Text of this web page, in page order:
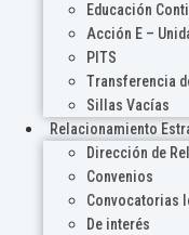
Educación
Acción E –
PITS
Transferencia
Sillas Vacías
Relacionamiento
Dirección de
Convenios
Convocatorias
De interés